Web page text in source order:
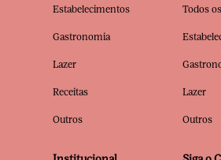
Estabelecimentos
Gastronomia
Lazer
Receitas
Outros
Todos
Lazer
Outros